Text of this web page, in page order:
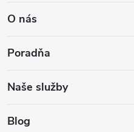
O nás
Poradňa
Naše služby
Blog